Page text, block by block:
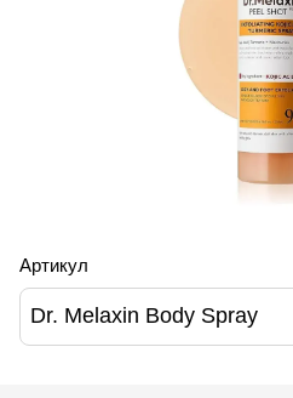
Артикул
Dr. Melaxin Body Spray